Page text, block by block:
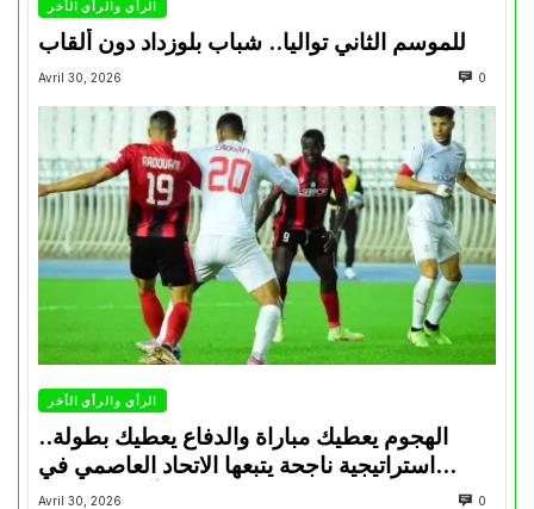
الرأي والرأي الأخر
للموسم الثاني تواليا.. شباب بلوزداد دون ألقاب
Avril 30, 2026 0
الرأي والرأي الأخر
الهجوم يعطيك مباراة والدفاع يعطيك بطولة..
استراتيجية ناجحة يتبعها الاتحاد العاصمي في
تتويجاته آخر السنوات
Avril 30, 2026 0